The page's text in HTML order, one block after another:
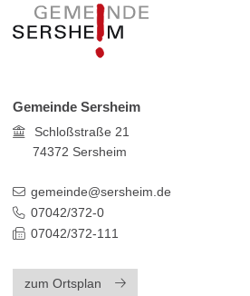
Gemeinde Sersheim
Schloßstraße 21
74372 Sersheim
gemeinde@sersheim.de
07042/372-0
07042/372-111
zum Ortsplan